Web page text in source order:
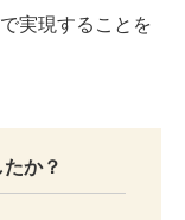
実現することを
か？